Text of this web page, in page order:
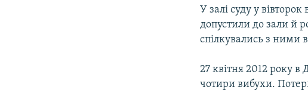
У залі суду у
допустили до зали й
спілкувались з ними
27 квітня 2012 року в
чотири вибухи.